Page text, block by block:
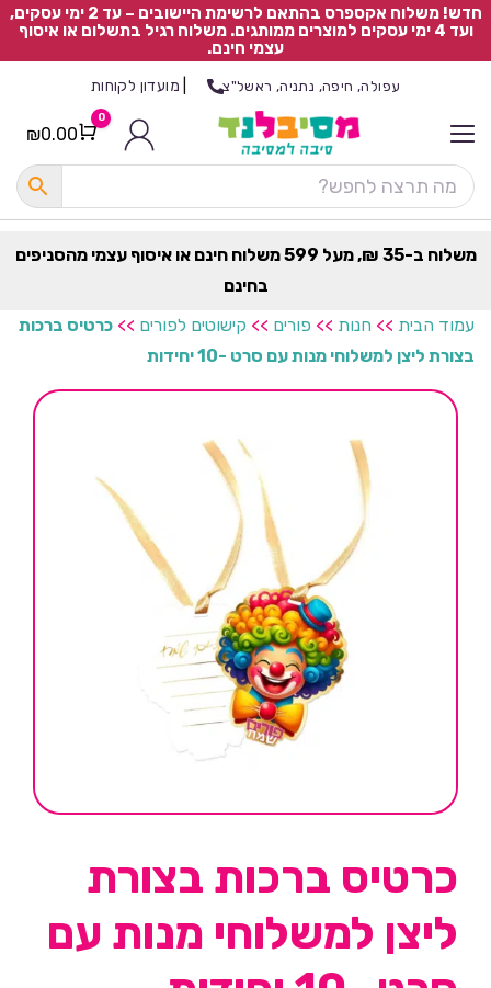
חדש! משלוח אקספרס בהתאם לרשימת היישובים – עד 2 ימי עסקים,
ועד 4 ימי עסקים למוצרים ממותגים. משלוח רגיל בתשלום או איסוף
עצמי חינם.
עפולה, חיפה, נתניה, ראשל"צ מועדון לקוחות
Cart
0
₪0.00
משלוח ב-35 ₪, מעל 599 משלוח חינם או איסוף עצמי מהסניפים
בחינם
עמוד הבית >> חנות >> פורים >> קישוטים לפורים >> כרטיס ברכות
בצורת ליצן למשלוחי מנות עם סרט -10 יחידות
כרטיס ברכות בצורת
ליצן למשלוחי מנות עם